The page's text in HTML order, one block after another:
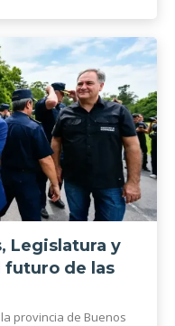
Legislatura y
futuro de las
provincia de Buenos